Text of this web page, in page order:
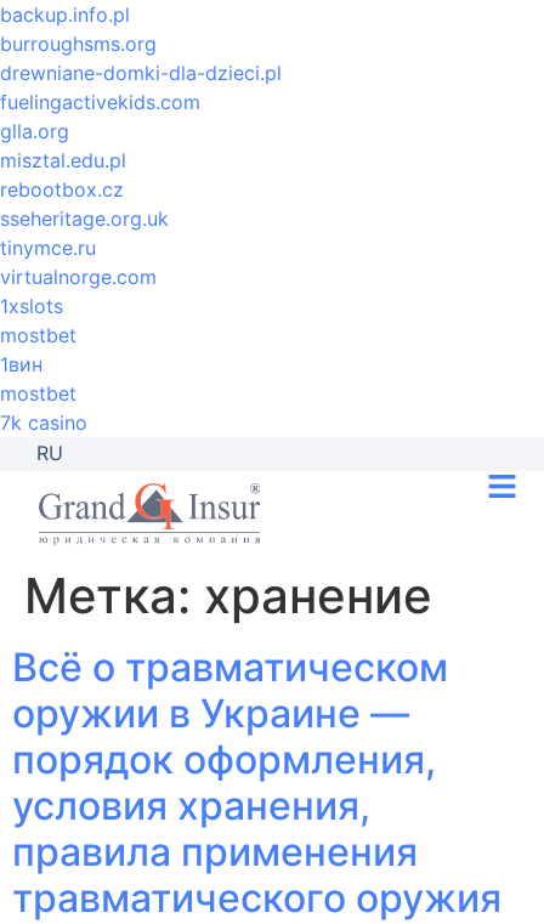
backup.info.pl
burroughsms.org
drewniane-domki-dla-dzieci.pl
fuelingactivekids.com
glla.org
misztal.edu.pl
rebootbox.cz
sseheritage.org.uk
tinymce.ru
virtualnorge.com
1xslots
mostbet
1вин
mostbet
7k casino
RU
Метка: хранение
Всё о травматическом
оружии в Украине —
порядок оформления,
условия хранения,
правила применения
травматического оружия